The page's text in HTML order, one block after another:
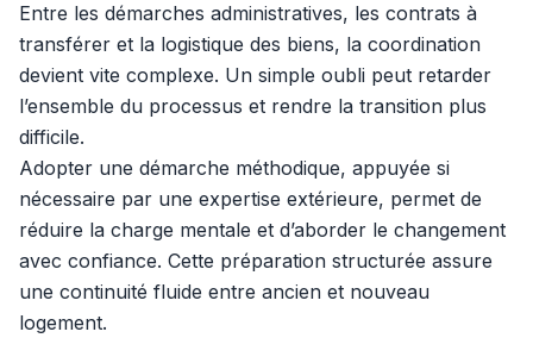
Entre les démarches administratives, les contrats à
transférer et la logistique des biens, la coordination
devient vite complexe. Un simple oubli peut retarder
l’ensemble du processus et rendre la transition plus
difficile.
Adopter une démarche méthodique, appuyée si
nécessaire par une expertise extérieure, permet de
réduire la charge mentale et d’aborder le changement
avec confiance. Cette préparation structurée assure
une continuité fluide entre ancien et nouveau
logement.